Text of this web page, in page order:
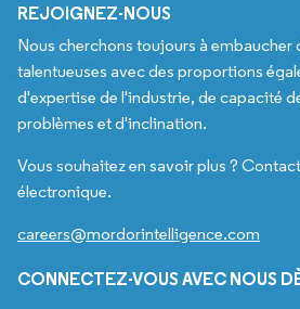
REJOIGNEZ-NOUS
Nous cherchons toujours à embaucher
talentueuses avec des proportions
d'expertise de l'industrie, de capacité
problèmes et d'inclination.
Vous souhaitez en savoir plus ?
électronique.
careers@mordorintelligence.com
CONNECTEZ-VOUS AVEC NOUS